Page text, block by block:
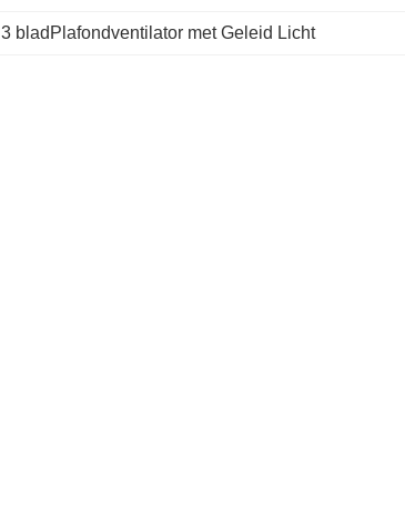
3 bladPlafondventilator met Geleid Licht